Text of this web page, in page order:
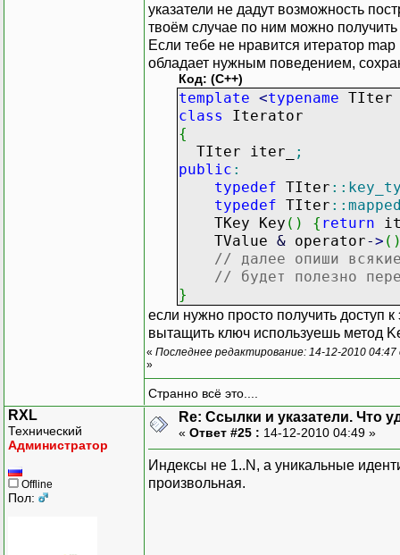
указатели не дадут возможность
твоём случае по ним можно
Если тебе не нравится итератор
обладает нужным поведением,
Код: (C++)
template <typename
class
Iterator
{
TIter iter_
;
public :
typedef TIter ::
typedef TIter ::
TKey Key ( ) { return
TValue & operator-> (
// далее опиши
// будет полезно
}
если нужно просто получить доступ
вытащить ключ используешь метод
« Последнее редактирование: 14-12-2010
»
Странно всё это....
RXL
Технический
Администратор
Offline
Пол:
Re: Ссылки и указатели. Что
« Ответ #25 : 14-12-2010 04:49 »
Индексы не 1..N, а уникальные
произвольная.